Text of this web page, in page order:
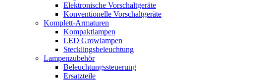
Elektronische Vorschaltgeräte
Konventionelle Vorschaltgeräte
Komplett-Armaturen
Kompaktlampen
LED Growlampen
Stecklingsbeleuchtung
Lampenzubehör
Beleuchtungssteuerung
Ersatzteile